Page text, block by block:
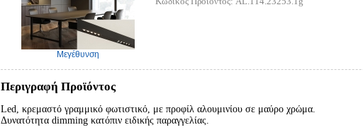
Μεγέθυνση
Περιγραφή Προϊόντος
Led, κρεμαστό γραμμικό φωτιστικό, με προφίλ αλουμινίου σε μαύρο χρώμα.
Δυνατότητα dimming κατόπιν ειδικής παραγγελίας.